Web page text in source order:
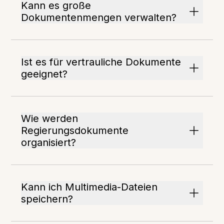
Kann es große
Dokumentenmengen verwalten?
Ist es für vertrauliche Dokumente
geeignet?
Wie werden
Regierungsdokumente
organisiert?
Kann ich Multimedia-Dateien
speichern?